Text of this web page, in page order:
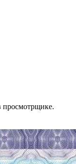
просмотрщике.